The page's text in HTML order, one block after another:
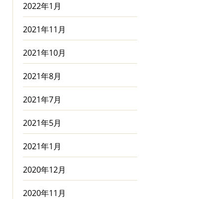
2022年1月
2021年11月
2021年10月
2021年8月
2021年7月
2021年5月
2021年1月
2020年12月
2020年11月